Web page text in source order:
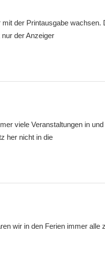
der Printausgabe wachsen.
der Anzeiger
viele Veranstaltungen in
her nicht in die
wir in den Ferien immer alle